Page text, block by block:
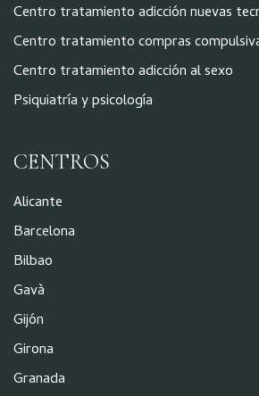
Centro tratamiento adicción nuevas
Centro tratamiento compras
Centro tratamiento adicción al sexo
Psiquiatría y psicología
CENTROS
Alicante
Barcelona
Bilbao
Gavà
Gijón
Girona
Granada